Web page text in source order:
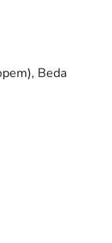
Beda